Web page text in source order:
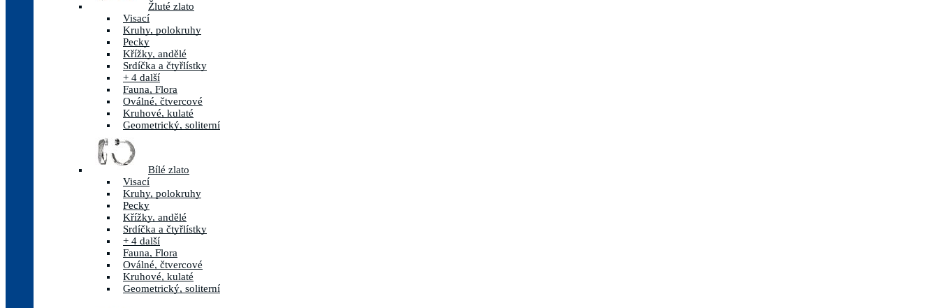
Žluté zlato
Visací
Kruhy, polokruhy
Pecky
Křížky, andělé
Srdíčka a čtyřlístky
+ 4 další
Fauna, Flora
Oválné, čtvercové
Kruhové, kulaté
Geometrický, soliterní
Bílé zlato
Visací
Kruhy, polokruhy
Pecky
Křížky, andělé
Srdíčka a čtyřlístky
+ 4 další
Fauna, Flora
Oválné, čtvercové
Kruhové, kulaté
Geometrický, soliterní